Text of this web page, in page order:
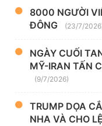
8000 NGƯỜI
ĐÔNG
(23/7/
NGÀY CUỐI
MỸ-IRAN TẤN
(9/7/2026)
TRUMP DỌA
NHA VÀ CHO